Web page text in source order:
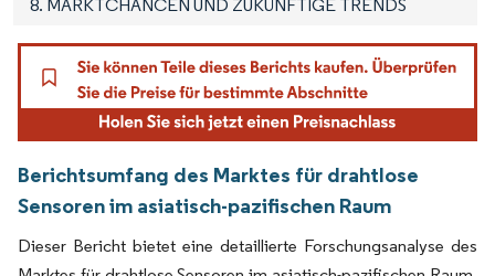
8. MARKTCHANCEN UND ZUKÜNFTIGE TRENDS
Berichtsumfang des Marktes für drahtlose
Sensoren im asiatisch-pazifischen Raum
Dieser Bericht bietet eine detaillierte Forschungsanalyse des